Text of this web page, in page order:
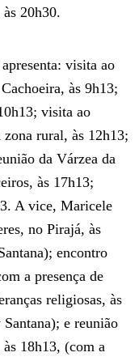
20h30.
visita ao
às 9h13;
visita ao
rural, às 12h13;
da Várzea da
às 17h13;
A vice, Maricele
no Pirajá, às
encontro
a presença de
religiosas, às
e reunião
18h13, (com a